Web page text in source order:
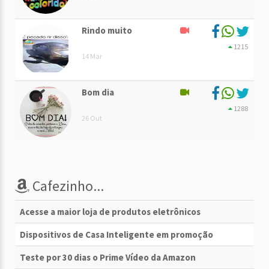
Rindo muito
14 Mar
1215
Bom dia
26 Out
1288
Cafezinho...
Acesse a maior loja de produtos eletrônicos
Dispositivos de Casa Inteligente em promoção
Teste por 30 dias o Prime Vídeo da Amazon